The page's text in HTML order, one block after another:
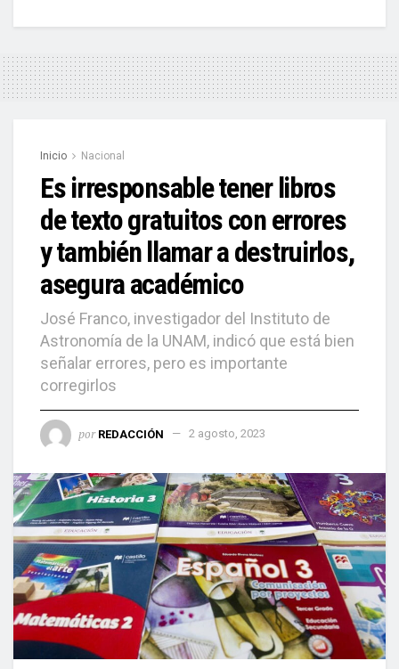
Inicio Nacional
Es irresponsable tener libros
de texto gratuitos con errores
y también llamar a destruirlos,
asegura académico
José Franco, investigador del Instituto de
Astronomía de la UNAM, indicó que está bien
señalar errores, pero es importante
corregirlos
por REDACCIÓN 2 agosto, 2023